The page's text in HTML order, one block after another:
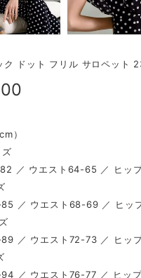
ク ドット フリル サロペット
）
ズ
／ ウエスト64-65 ／ ヒッ
／ ウエスト68-69 ／ ヒッ
／ ウエスト72-73 ／ ヒッ
／ ウエスト76-77 ／ ヒッ